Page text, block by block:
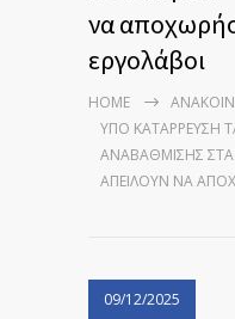
να
εργολάβοι
HOME
ΥΠΌ ΚΑΤΆΡΡΕΥΣΗ
ΑΝΑΒΆΘΜΙΣΗΣ ΣΤΑ
ΑΠΕΙΛΟΎΝ ΝΑ
09/12/2025